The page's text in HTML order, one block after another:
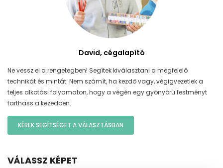
David, cégalapító
Ne vessz el a rengetegben! Segítek kiválasztani a megfelelő
technikát és mintát. Nem számít, ha kezdő vagy, végigvezetlek a
teljes alkotási folyamaton, hogy a végén egy gyönyörű festményt
tarthass a kezedben.
KÉREK SEGÍTSÉGET A VÁLASZTÁSBAN
VÁLASSZ KÉPET